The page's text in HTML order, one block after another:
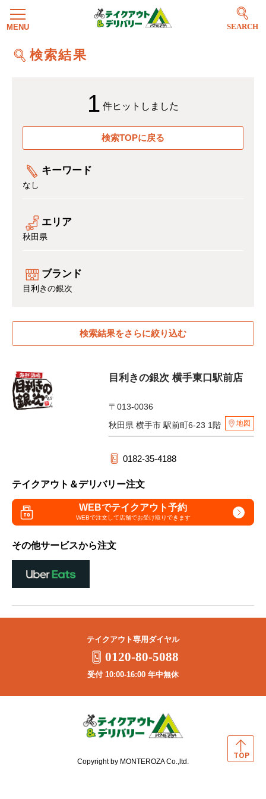
SEARCH
検索結果
1 件ヒットしました
検索TOPに戻る
キーワード
なし
エリア
秋田県
ブランド
目利きの銀次
検索結果をさらに絞り込む
目利きの銀次 横手東口駅前店
〒013-0036
秋田県 横手市 駅前町6-23 1階
地図
0182-35-4188
テイクアウト＆デリバリー注文
WEBでテイクアウト予約
WEBで注文して店舗でお受け取りできます
その他サービスから注文
テイクアウト専用ダイヤル
0120-80-5088
受付 10:00-16:00 年中無休
Copyright by MONTEROZA Co.,ltd.